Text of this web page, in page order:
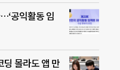
공익활동 임
몰라도 앱 만